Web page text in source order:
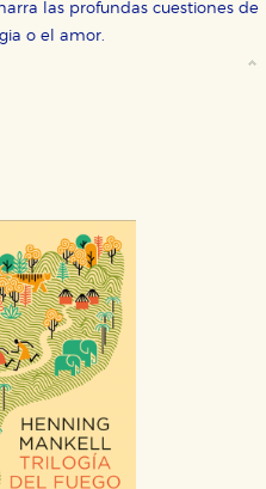
las profundas cuestiones de
o el amor.